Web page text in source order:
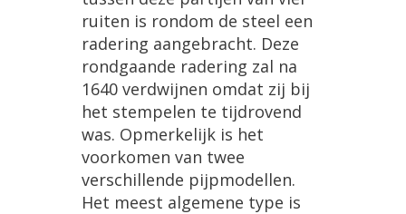
ruiten is rondom de steel een
radering aangebracht. Deze
rondgaande radering zal na
1640 verdwijnen omdat zij bij
het stempelen te tijdrovend
was. Opmerkelijk is het
voorkomen van twee
verschillende pijpmodellen.
Het meest algemene type is